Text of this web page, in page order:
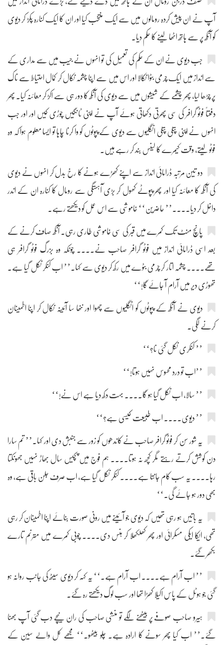
آپ نے ان پیش کردہ رومالوں میں سے ایک منتخب کیا اور ان کا ایک کنارہ پکڑ کر دیوی
کو آنکھ پر سے ہاتھ اٹھا لینے کا حکم دیا۔
جب دیوی نے ان کے حکم کی تعمیل کی تو انہوں نے جیب میں سے مداری کے
سے انداز میں ایک چرمی بٹوا نکالا اور اس میں سے اپنا چشمہ نکال کر کمال احتیاط سے ناک
پر چڑھا لیا، پھر چشمے کے شیشوں میں سے دیوی کی آنکھ کا دور ہی سے اکڑ کر معائنہ کیا۔ پھر
دفعتاً فوٹو گرافر کی سی پھرتی دکھاتی ہوئے آپ نے اپنی ٹانگیں چوڑی کیں اور اور جب
انہوں نے اپنی پتلی پتلی انگلیوں سے دیوی کے پپوٹوں کو وا کرنا چاہا تو ایسا معلوم ہوا کہ وہ
فوٹو لیتے، وقت کیمرے کا لینس بند کر رہے ہیں۔
دو تین مرتبہ ڈرامائی انداز سے اپنے کھڑے ہونے کا رخ بدل کر انہوں نے دیوی
کی آنکھ کا معائنہ کیا اور پھر پپوٹے کھول کر بڑی آہستگی سے رومال کا کنارہ ان کے اندر
داخل کر دیا....’’ حاضرین‘‘ خاموشی سے اس عمل کو دیکھتے رہے۔
پانچ منٹ تک کمرے میں قبر کی سی خاموشی طاری رہی۔ آنکھ صاف کرنے کے
بعد اسی ڈرامائی انداز میں فوٹو گرافر صاحب نے.... چونکہ وہ بزرگ فوٹو گرافر ہی
تھے.... چشمہ اتار کر چرمی بٹوے میں رکھ کر دیوی سے کہا۔’’ اب کنکر نکل گیا ہے۔
تھوڑی دیر میں آرام آ جائے گا!‘‘
دیوی نے آنکھ کے پپوٹوں کو انگلیوں سے چھوا اور ننھا سا آئینہ نکال کر اپنا اطمینان
کرنے لگی۔
’’ کنکری نکل گئی نا؟‘‘
’’اب تو درد محسوس نہیں ہوتا!‘‘
’’ سالا، اب نکل گیا ہو گا.... بہت دکھ دیا ہے اس نے!‘‘
’’ دیوی.... اب طبیعت کیسی ہے؟‘‘
یہ شور سن کر فوٹو گرافر صاحب نے کاندھوں کو زور سے جنبش دی اور کہا۔’’ تم سارا
دن کوشش کرتے رہتے مگر کچھ نہ ہوتا.... ہم فوج میں پچیس سال بھاڑ نہیں جھونکتا
رہا.... یہ سب کام جانتا ہے.... کنکر نکل گیا ہے، اب صرف جلن باقی ہے، وہ
بھی دور ہو جائے گی۔‘‘
یہ باتیں ہو رہی تھیں کہ دیوی جو آئینے میں رونی صورت بنائے اپنا اطمینان کر رہی
تھی، ایکا ایکی مسکرائی اور پھر کھلکھلا کر ہنس دی.... چوبی کمرے میں مترنم تارے
بکھر گئے۔
’’ اب آرام ہے.... اب آرام ہے۔‘‘ یہ کہہ کر دیوی سیٹھ کی جانب روانہ ہو
گئی جو ہوٹل کے پاس اکیلا کھڑا تھا اور سب لوگ دیکھتے رہ گئے۔
ہیرو صاحب صوفے پر بیٹھنے لگے تو منشی صاحب کی ران نیچے دب گئی آپ بھنا
گئے۔’’ اب کیا پھر سونے کا ارادہ ہے۔ چلو بیٹھو۔‘‘ مجھے کل والے سین کے